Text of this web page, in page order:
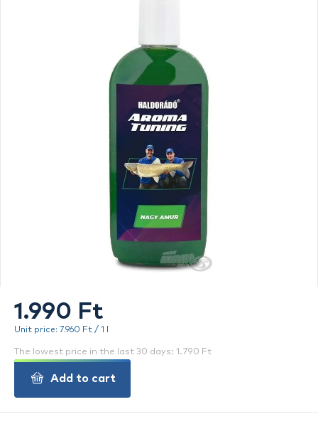
1.990 Ft
Unit price: 7.960 Ft / 1 l
The lowest price in the last 30 days: 1.790 Ft
Add to cart